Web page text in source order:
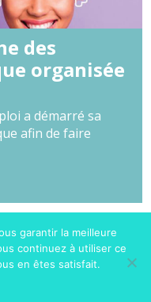
des
organisée
a démarré sa
afin de faire
garantir la meilleure
continuez à utiliser ce
en êtes satisfait.